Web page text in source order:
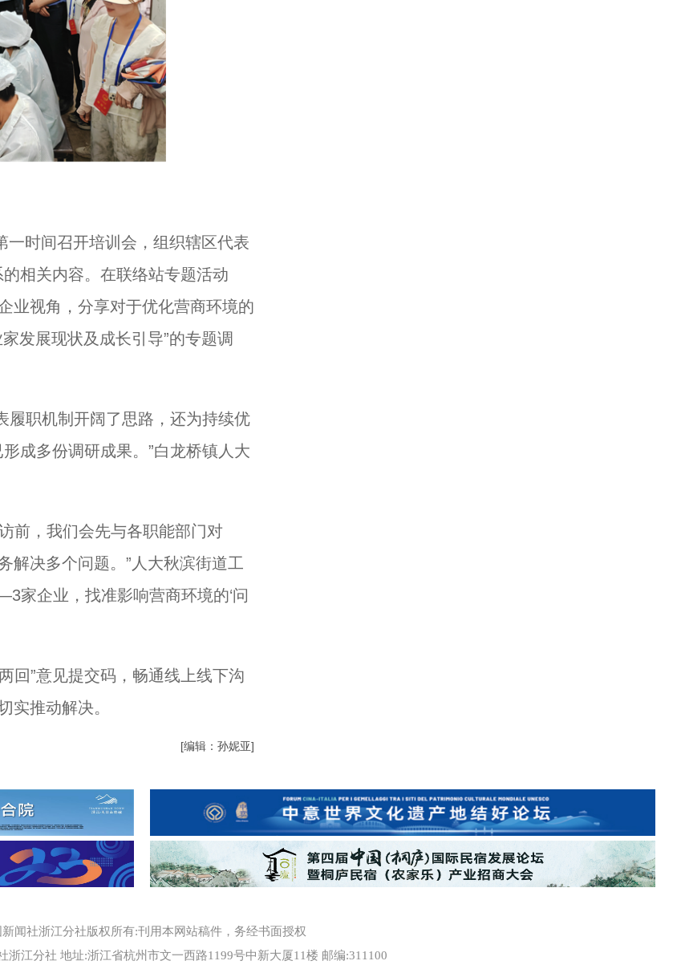
时间召开培训会，组织辖区代表
相关内容。在联络站专题活动
业视角，分享对于优化营商环境的
发展现状及成长引导”的专题调
职机制开阔了思路，还为持续优
成多份调研成果。”白龙桥镇人大
前，我们会先与各职能部门对
解决多个问题。”人大秋滨街道工
家企业，找准影响营商环境的‘问
”意见提交码，畅通线上线下沟
实推动解决。
[编辑：孙妮亚]
新闻社浙江分社版权所有:刊用本网站稿件，务经书面授权
浙江分社 地址:浙江省杭州市文一西路1199号中新大厦11楼 邮编:311100